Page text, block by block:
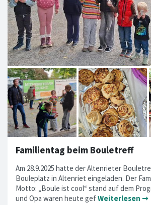
Familientag beim Bouletreff
Am 28.9.2025 hatte der Altenrieter
Bouleplatz in Altenriet eingeladen. Der
Motto: „Boule ist cool“ stand auf dem
und Opa waren heute gefWeiterlesen ➞